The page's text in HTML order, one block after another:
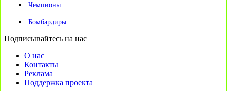
Чемпионы
Бомбардиры
Подписывайтесь на нас
О нас
Контакты
Реклама
Поддержка проекта